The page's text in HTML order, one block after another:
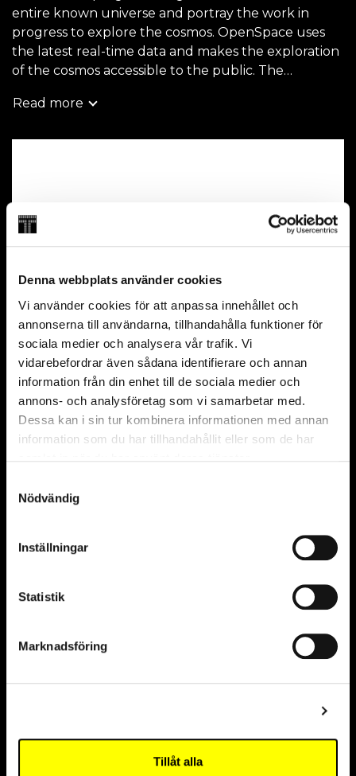
Denna webbplats använder cookies
Vi använder cookies för att anpassa innehållet och
annonserna till användarna, tillhandahålla funktioner för
sociala medier och analysera vår trafik. Vi
vidarebefordrar även sådana identifierare och annan
information från din enhet till de sociala medier och
annons- och analysföretag som vi samarbetar med.
Dessa kan i sin tur kombinera informationen med annan
information som du har tillhandahållit eller som de har
Nödvändig
Inställningar
Statistik
Marknadsföring
Tillåt alla
entire known universe and portray the work in
progress to explore the cosmos. OpenSpace uses
the latest real-time data and makes the exploration
of the cosmos accessible to the public. The
Read more
Accessible seat
35 min
From 7 years
FAQ
Can I visit Wisdome without an admission
ticket or annual pass?
Can I buy tickets on site?
What is included in the admission ticket?
Partners and founders
Partners